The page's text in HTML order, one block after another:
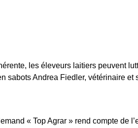
les éleveurs laitiers peuvent
sabots Andrea Fiedler, vétérinaire
« Top Agrar » rend compte de